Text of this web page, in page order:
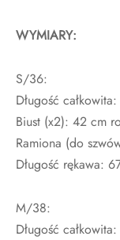
WYMIARY:
S/36:
Długość
Biust (x2): 42 cm
Ramiona (do
Długość rękawa:
M/38:
Długość